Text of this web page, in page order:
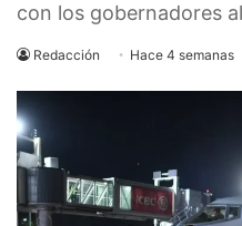
con los gobernadores
Redacción Hace 4 semanas